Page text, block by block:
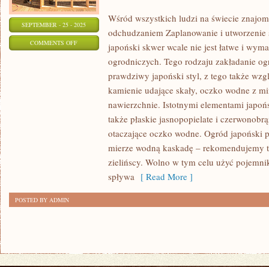
SEPTEMBER - 25 - 2025
COMMENTS OFFON
DEFINIUJEMY
ODCHUDZANIEM
Wśród wszystkich ludzi na świecie
odchudzaniem Zaplanowanie i
japoński skwer wcale nie jest łatwe i
ogrodniczych. Tego rodzaju zakładanie
prawdziwy japoński styl, z tego także
kamienie udające skały, oczko wodne z
nawierzchnie. Istotnymi elementami
także płaskie jasnopopielate i
otaczające oczko wodne. Ogród japoński
mierze wodną kaskadę – rekomendujemy
zielińscy. Wolno w tym celu użyć
spływa [ Read More ]
POSTED BY ADMIN